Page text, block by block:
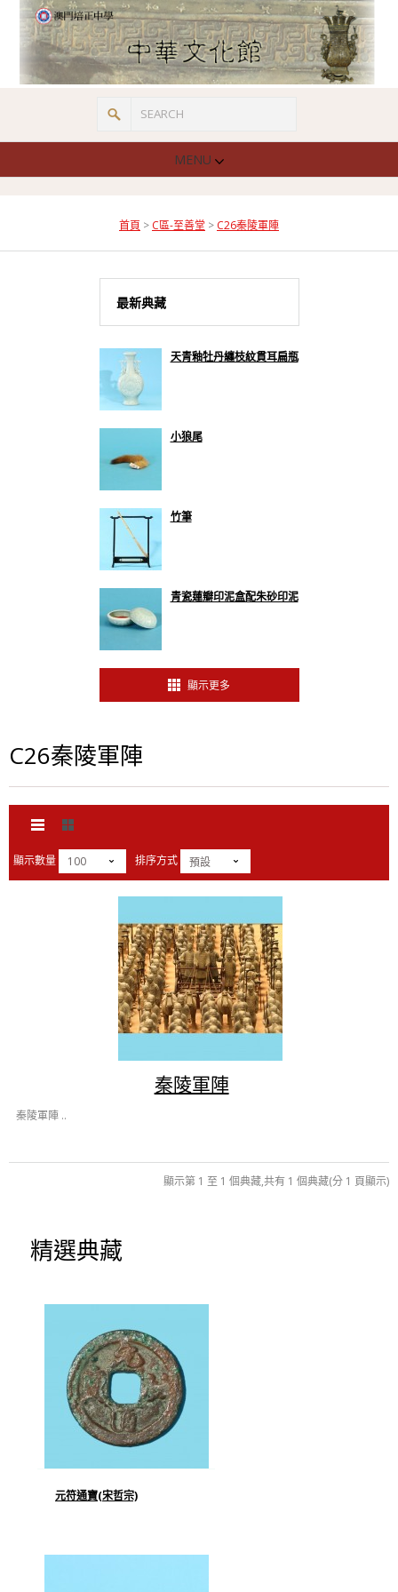
MENU
首頁 > C區-至善堂 > C26秦陵軍陣
最新典藏
天青釉牡丹纏枝紋貫耳扁瓶
小狼尾
竹筆
青瓷蓮瓣印泥盒配朱砂印泥
顯示更多
C26秦陵軍陣
顯示數量 100 排序方式 預設
秦陵軍陣
秦陵軍陣 ..
顯示第 1 至 1 個典藏,共有 1 個典藏(分 1 頁顯示)
精選典藏
元符通寶(宋哲宗)